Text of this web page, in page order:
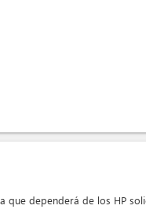
que dependerá de los HP